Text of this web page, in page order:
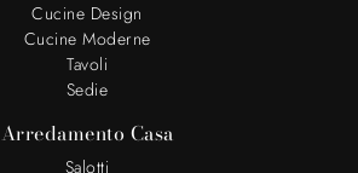
Cucine Design
Cucine Moderne
Tavoli
Sedie
Arredamento Casa
Salotti